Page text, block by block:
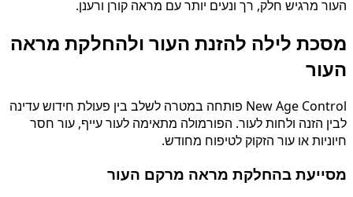
העור מרגיש חלק, רך ונעים יותר עם מראה קורן ורענן.
מסכת לילה להזנת העור ולהחלקת מראה
העור
New Age Control פותחה במטרה לשלב בין פעולת חידוש עדינה
לבין הזנה ולחות לעור. הפורמולה מתאימה לעור עייף, עור חסר
חיוניות או עור הזקוק לטיפוח מחודש.
מסייעת בהחלקת מראה מרקם העור